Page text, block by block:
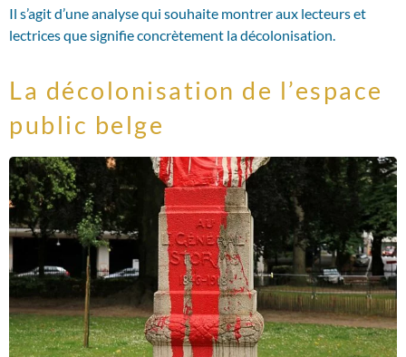
Il s’agit d’une analyse qui souhaite montrer aux lecteurs et
lectrices que signifie concrètement la décolonisation.
La décolonisation de l’espace
public belge